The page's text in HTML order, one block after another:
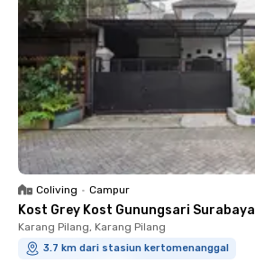
Coliving • Campur
Kost Grey Kost Gunungsari Surabaya
Karang Pilang, Karang Pilang
3.7 km dari stasiun kertomenanggal